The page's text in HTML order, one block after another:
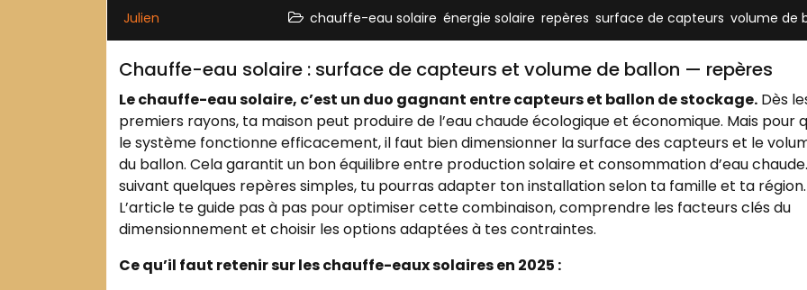
Julien chauffe-eau solaire énergie solaire repères surface de capteurs volume de
Chauffe-eau solaire : surface de capteurs et volume de ballon — repères
Le chauffe-eau solaire, c’est un duo gagnant entre capteurs et ballon de stockage. Dès
premiers rayons, ta maison peut produire de l’eau chaude écologique et économique. Mais pour
le système fonctionne efficacement, il faut bien dimensionner la surface des capteurs et le
du ballon. Cela garantit un bon équilibre entre production solaire et consommation d’eau
suivant quelques repères simples, tu pourras adapter ton installation selon ta famille et ta région.
L’article te guide pas à pas pour optimiser cette combinaison, comprendre les facteurs clés du
dimensionnement et choisir les options adaptées à tes contraintes.
Ce qu’il faut retenir sur les chauffe-eaux solaires en 2025 :